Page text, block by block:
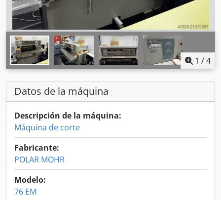
1 /4
Datos de la máquina
Descripción de la máquina:
Máquina de corte
Fabricante:
POLAR MOHR
Modelo:
76 EM